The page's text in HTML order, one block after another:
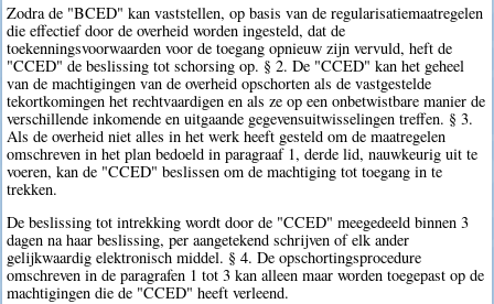
Zodra de "BCED" kan vaststellen, op basis van de regularisatiemaatregelen
die effectief door de overheid worden ingesteld, dat de
toekenningsvoorwaarden voor de toegang opnieuw zijn vervuld, heft de
"CCED" de beslissing tot schorsing op. § 2. De "CCED" kan het geheel
van de machtigingen van de overheid opschorten als de vastgestelde
tekortkomingen het rechtvaardigen en als ze op een onbetwistbare manier de
verschillende inkomende en uitgaande gegevensuitwisselingen treffen. § 3.
Als de overheid niet alles in het werk heeft gesteld om de maatregelen
omschreven in het plan bedoeld in paragraaf 1, derde lid, nauwkeurig uit te
voeren, kan de "CCED" beslissen om de machtiging tot toegang in te
trekken.
De beslissing tot intrekking wordt door de "CCED" meegedeeld binnen 3
dagen na haar beslissing, per aangetekend schrijven of elk ander
gelijkwaardig elektronisch middel. § 4. De opschortingsprocedure
omschreven in de paragrafen 1 tot 3 kan alleen maar worden toegepast op de
machtigingen die de "CCED" heeft verleend.